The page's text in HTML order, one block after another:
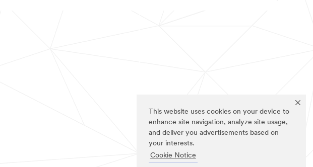
This website uses cookies on your device to
enhance site navigation, analyze site usage,
and deliver you advertisements based on
your interests.
Cookie Notice